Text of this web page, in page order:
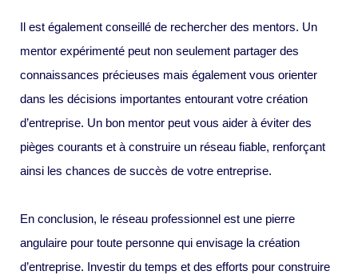
Il est également conseillé de rechercher des mentors. Un
mentor expérimenté peut non seulement partager des
connaissances précieuses mais également vous orienter
dans les décisions importantes entourant votre création
d’entreprise. Un bon mentor peut vous aider à éviter des
pièges courants et à construire un réseau fiable, renforçant
ainsi les chances de succès de votre entreprise.
En conclusion, le réseau professionnel est une pierre
angulaire pour toute personne qui envisage la création
d’entreprise. Investir du temps et des efforts pour construire